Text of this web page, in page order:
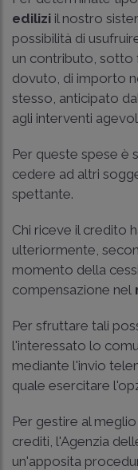
edilizi il nostro
possibilità di
un contributo, sotto
dovuto, di importo
stesso, anticipato
agli interventi
Per queste spese è
cedere ad altri
spettante.
Chi riceve il credito
ulteriormente,
momento della
compensazione nel
Per sfruttare tali
l'interessato lo
mediante l'invio
quale esercitare
Per gestire al
crediti, l'Agenzia
un'apposita